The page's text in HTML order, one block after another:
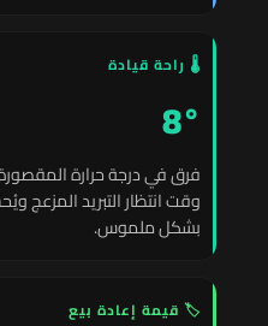
🌡️ راحة قيادة
8°
فرق في درجة حرارة
وقت انتظار التبريد المزعج
بشكل ملموس.
🏷️ قيمة إعادة بيع